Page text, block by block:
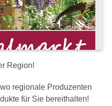
Region!
regionale Produzenten
für Sie bereithalten!